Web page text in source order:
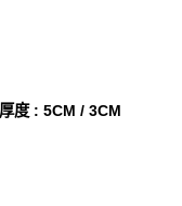
度 : 5CM / 3CM